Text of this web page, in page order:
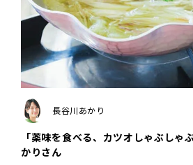
長谷川あかり
「薬味を食べる、カツオしゃぶしゃ
かりさん